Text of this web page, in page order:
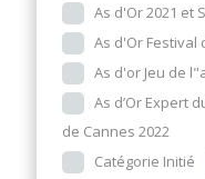
As d'Or 2021 et
As d'Or Festival
As d'or Jeu de
As d’Or Expert
de Cannes 2022
Catégorie Initié